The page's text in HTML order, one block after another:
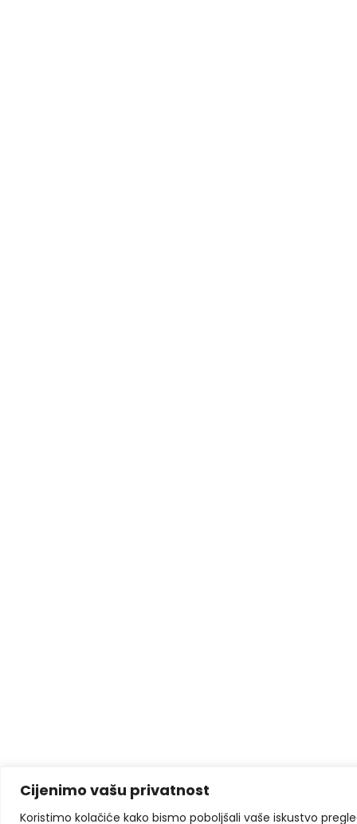
Cijenimo vašu privatnost
Koristimo kolačiće kako bismo poboljšali vaše iskustvo